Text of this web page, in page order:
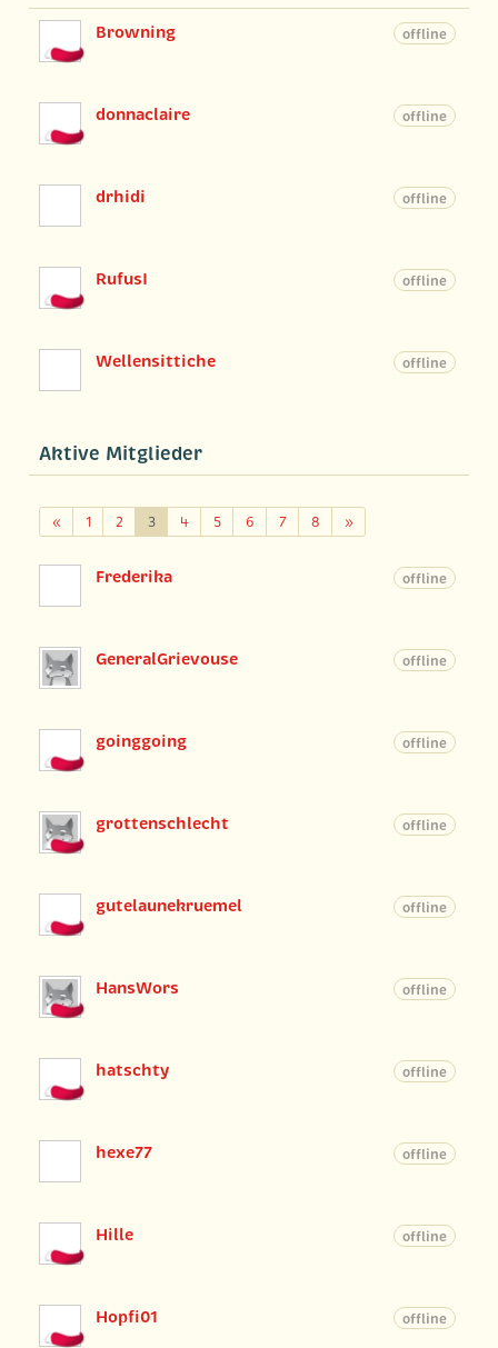
Browning offline
donnaclaire offline
drhidi offline
RufusI offline
Wellensittiche offline
Aktive Mitglieder
«Zurück
1 2 3 4 5 6 7 8 »Weiter
Frederika offline
GeneralGrievouse offline
goinggoing offline
grottenschlecht offline
gutelaunekruemel offline
HansWors offline
hatschty offline
hexe77 offline
Hille offline
Hopfi01 offline